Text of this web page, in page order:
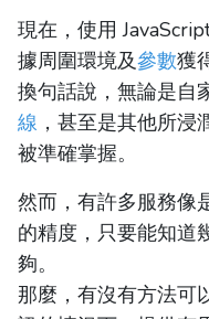
現在，使用
據周圍環境及參數獲
換句話說，無論是自
線 ，甚至是其他所
被準確掌握。
然而，有許多服務像
的精度，只要能知道
夠。
那麼，有沒有方法可